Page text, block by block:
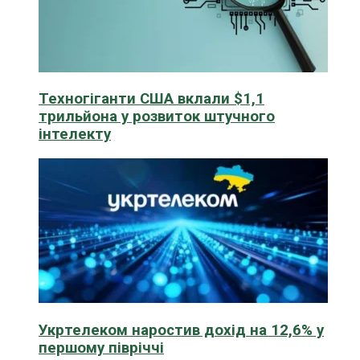
Техногіганти США вклали $1,1
трильйона у розвиток штучного
інтелекту
Укртелеком наростив дохід на 12,6% у
першому півріччі